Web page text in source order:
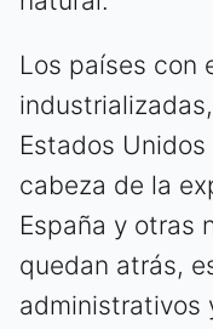
Los países con
Estados
cabeza de la
España y otras
quedan atrás,
administrativos